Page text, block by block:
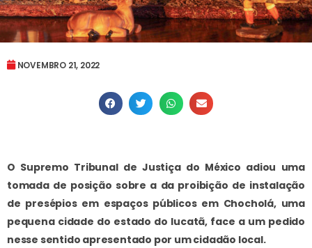
NOVEMBRO 21, 2022
O Supremo Tribunal de Justiça do México adiou uma
tomada de posição sobre a da proibição de instalação
de presépios em espaços públicos em Chocholá, uma
pequena cidade do estado do Iucatã, face a um pedido
nesse sentido apresentado por um cidadão local.